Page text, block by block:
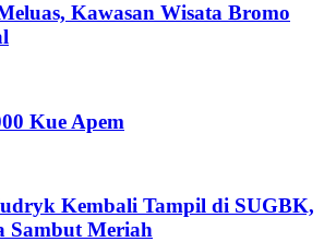
Kawasan Wisata Bromo
Kue Apem
Kembali Tampil di SUGBK,
Sambut Meriah